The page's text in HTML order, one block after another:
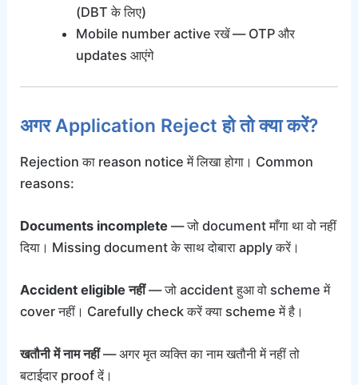
(DBT के लिए)
Mobile number active रखें — OTP और
updates आएंगे
अगर Application Reject हो तो क्या करें?
Rejection का reason notice में लिखा होगा। Common
reasons:
Documents incomplete — जो document माँगा था वो नहीं
दिया। Missing document के साथ दोबारा apply करें।
Accident eligible नहीं— जो accident हुआ वो scheme में
cover नहीं। Carefully check करें क्या scheme में है।
खतौनी में नाम नहीं— अगर मृत व्यक्ति का नाम खतौनी में नहीं तो
बटाईदार proof दें।